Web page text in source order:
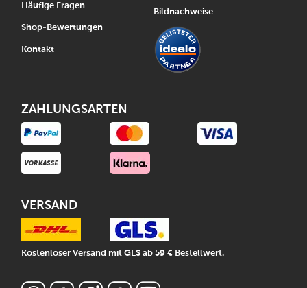
Häufige Fragen
Shop-Bewertungen
Kontakt
Bildnachweise
ZAHLUNGSARTEN
VERSAND
Kostenloser Versand mit GLS ab 59 € Bestellwert.